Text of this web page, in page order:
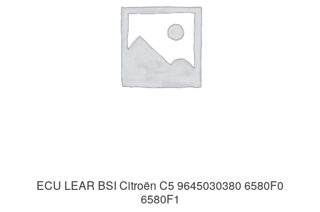
ECU LEAR BSI Citroën C5 9645030380 6580F0
6580F1